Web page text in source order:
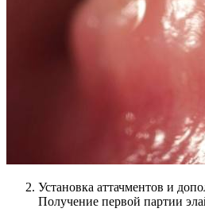
Установка аттачментов и
Получение первой партии